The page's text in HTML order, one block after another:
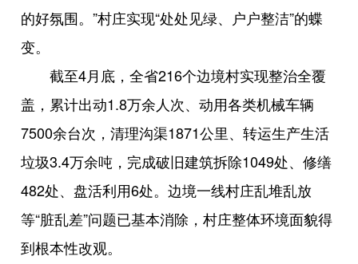
的好氛围。”村庄实现“处处见绿、户户整洁”的蝶
变。
截至4月底，全省216个边境村实现整治全覆
盖，累计出动1.8万余人次、动用各类机械车辆
7500余台次，清理沟渠1871公里、转运生产生活
垃圾3.4万余吨，完成破旧建筑拆除1049处、修缮
482处、盘活利用6处。边境一线村庄乱堆乱放
等“脏乱差”问题已基本消除，村庄整体环境面貌得
到根本性改观。